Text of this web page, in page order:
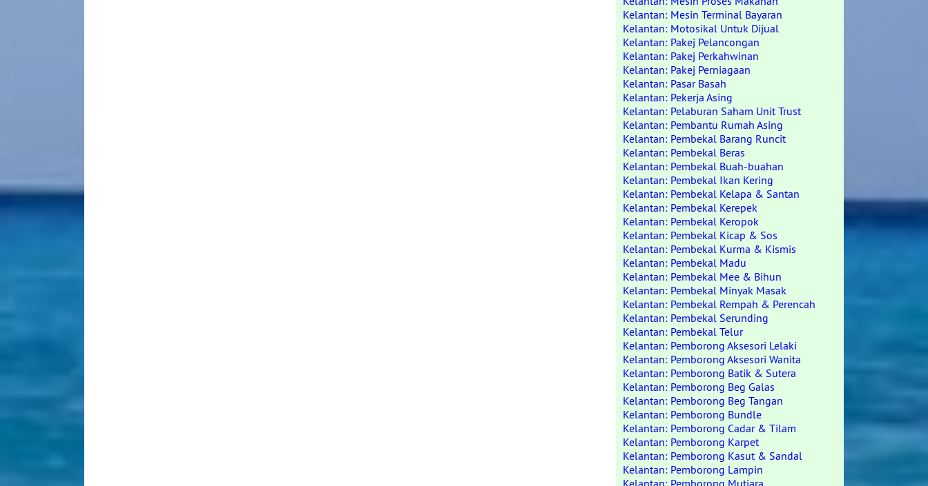
Kelantan: Mesin Terminal Bayaran
Kelantan: Motosikal Untuk Dijual
Kelantan: Pakej Pelancongan
Kelantan: Pakej Perkahwinan
Kelantan: Pakej Perniagaan
Kelantan: Pasar Basah
Kelantan: Pekerja Asing
Kelantan: Pelaburan Saham Unit Trust
Kelantan: Pembantu Rumah Asing
Kelantan: Pembekal Barang Runcit
Kelantan: Pembekal Beras
Kelantan: Pembekal Buah-buahan
Kelantan: Pembekal Ikan Kering
Kelantan: Pembekal Kelapa & Santan
Kelantan: Pembekal Kerepek
Kelantan: Pembekal Keropok
Kelantan: Pembekal Kicap & Sos
Kelantan: Pembekal Kurma & Kismis
Kelantan: Pembekal Madu
Kelantan: Pembekal Mee & Bihun
Kelantan: Pembekal Minyak Masak
Kelantan: Pembekal Rempah & Perencah
Kelantan: Pembekal Serunding
Kelantan: Pembekal Telur
Kelantan: Pemborong Aksesori Lelaki
Kelantan: Pemborong Aksesori Wanita
Kelantan: Pemborong Batik & Sutera
Kelantan: Pemborong Beg Galas
Kelantan: Pemborong Beg Tangan
Kelantan: Pemborong Bundle
Kelantan: Pemborong Cadar & Tilam
Kelantan: Pemborong Karpet
Kelantan: Pemborong Kasut & Sandal
Kelantan: Pemborong Lampin
Kelantan: Pemborong Mutiara